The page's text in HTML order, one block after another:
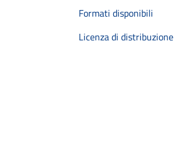
Formati disponibili
Licenza di distribuzione